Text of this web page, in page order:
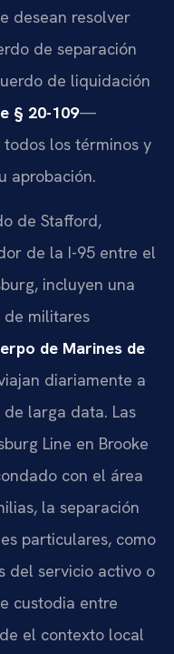
desean resolver
de separación
de liquidación
§ 20-109—
los términos y
aprobación.
de Stafford,
de la I-95 entre el
incluyen una
militares
de Marines de
diariamente a
de larga data. Las
Line en Brooke
con el área
la separación
particulares, como
del servicio activo o
custodia entre
el contexto local